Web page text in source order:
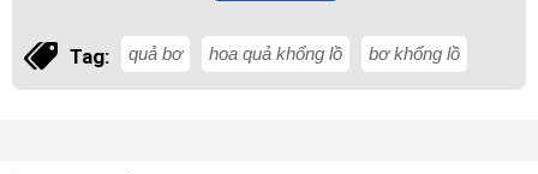
Tag: quả bơ hoa quả khổng lồ bơ khổng lồ